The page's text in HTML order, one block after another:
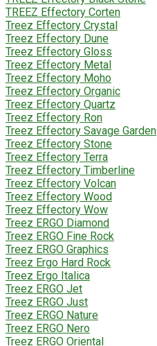
TREEZ Effectory Corten
Treez Effectory Crystal
Treez Effectory Dune
Treez Effectory Gloss
Treez Effectory Metal
Treez Effectory Moho
Treez Effectory Organic
Treez Effectory Quartz
Treez Effectory Ron
Treez Effectory Savage Garden
Treez Effectory Stone
Treez Effectory Terra
Treez Effectory Timberline
Treez Effectory Volcan
Treez Effectory Wood
Treez Effectory Wow
Treez ERGO Diamond
Treez ERGO Fine Rock
Treez ERGO Graphics
Treez Ergo Hard Rock
Treez Ergo Italica
Treez ERGO Jet
Treez ERGO Just
Treez ERGO Nature
Treez ERGO Nero
Treez ERGO Oriental